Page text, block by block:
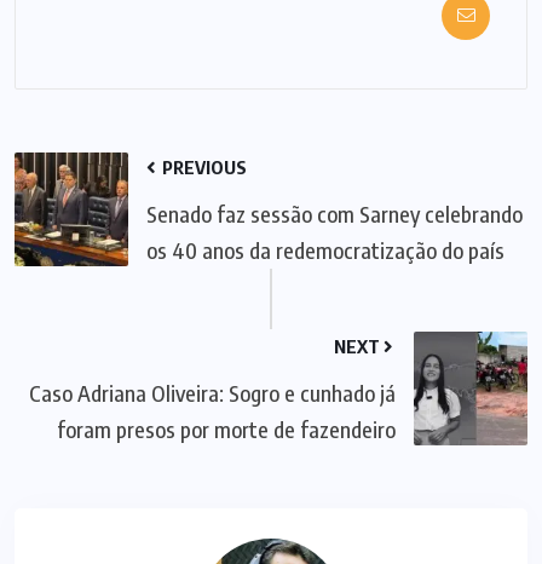
PREVIOUS
Senado faz sessão com Sarney celebrando
os 40 anos da redemocratização do país
NEXT
Caso Adriana Oliveira: Sogro e cunhado já
foram presos por morte de fazendeiro